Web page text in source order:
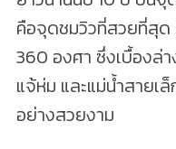
คือจุดชมวิวที่สวยที่สุด
360 องศา ซึ่งเบื้องล่
แจ้ห่ม และแม่น้ำสายเ
อย่างสวยงาม